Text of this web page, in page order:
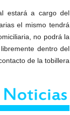
estará a cargo del
el mismo tendrá
no podrá la
dentro del
de la tobillera